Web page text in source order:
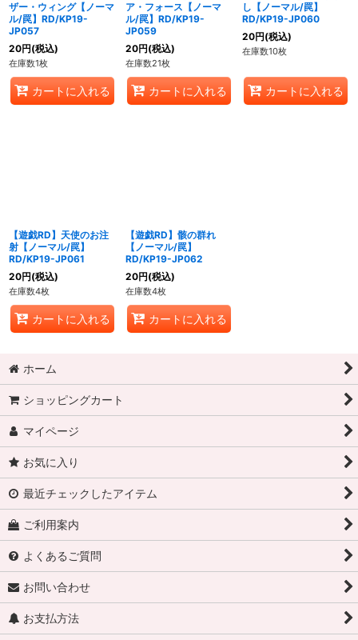
ザー・ウィング【ノーマ
ル/罠】RD/KP19-
JP057
20円(税込)
在庫数1枚
カートに入れる
ア・フォース【ノーマ
ル/罠】RD/KP19-
JP059
20円(税込)
在庫数21枚
カートに入れる
し【ノーマル/罠】
RD/KP19-JP060
20円(税込)
在庫数10枚
カートに入れる
【遊戯RD】天使のお注
射【ノーマル/罠】
RD/KP19-JP061
20円(税込)
在庫数4枚
カートに入れる
【遊戯RD】骸の群れ
【ノーマル/罠】
RD/KP19-JP062
20円(税込)
在庫数4枚
カートに入れる
ホーム
ショッピングカート
マイページ
お気に入り
最近チェックしたアイテム
ご利用案内
よくあるご質問
お問い合わせ
お支払方法